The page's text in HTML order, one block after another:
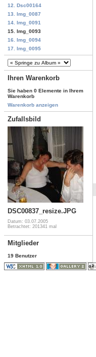
12. Dsc00164
13. Img_0087
14. Img_0091
15. Img_0093
16. Img_0094
17. Img_0095
Ihren Warenkorb
Sie haben 0 Elemente in Ihrem
Warenkorb
Warenkorb anzeigen
Zufallsbild
DSC00837_resize.JPG
Datum: 03.07.2005
Betrachtet: 201341 mal
Mitglieder
19 Benutzer